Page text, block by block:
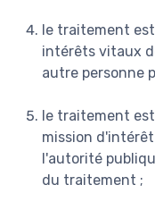
le traitement
intérêts vitaux
autre personne
le traitement
mission
l'autorité
du traitement ;